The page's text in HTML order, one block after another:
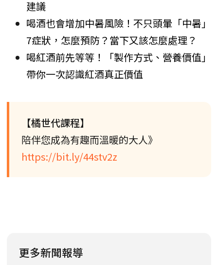
建議
喝酒也會增加中暑風險！不只頭暈「中暑」
7症狀，怎麼預防？當下又該怎麼處理？
喝紅酒前先等等！「製作方式、營養價值」
帶你一次認識紅酒真正價值
【橘世代課程】
陪伴您成為有趣而溫暖的大人》
https://bit.ly/44stv2z
更多新聞報導